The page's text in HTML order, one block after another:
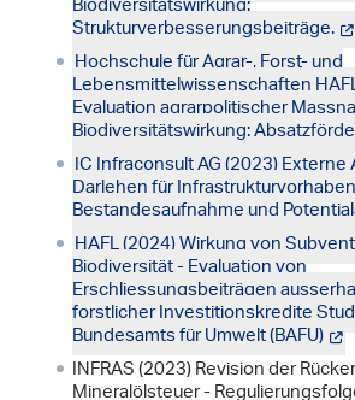
Strukturverbesserungsbeiträge.
Hochschule für Agrar-, Forst- und
Lebensmittelwissenschaften
Evaluation agrarpolitischer
Biodiversitätswirkung:
IC Infraconsult AG (2023) Externe
Darlehen für
Bestandesaufnahme und
HAFL (2024) Wirkung von
Biodiversität - Evaluation von
Erschliessungsbeiträgen
forstlicher Investitionskredite
Bundesamts für Umwelt (BAFU)
INFRAS (2023) Revision der